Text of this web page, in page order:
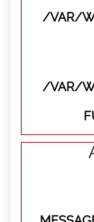
/VAR/
/VAR/